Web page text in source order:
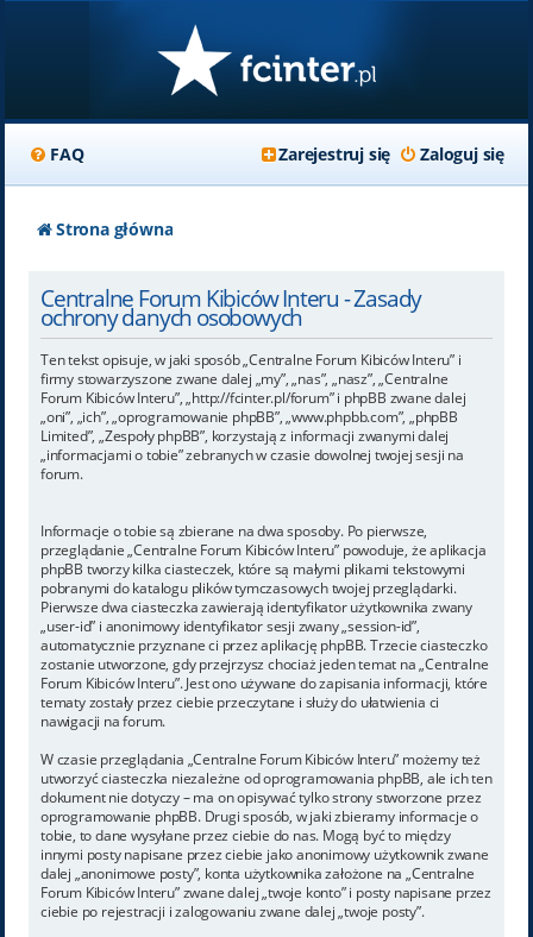
FAQ Zaloguj się
Zarejestruj się
Strona główna
Centralne Forum Kibiców Interu - Zasady
ochrony danych osobowych
Ten tekst opisuje, w jaki sposób „Centralne Forum Kibiców Interu” i
firmy stowarzyszone zwane dalej „my”, „nas”, „nasz”, „Centralne
Forum Kibiców Interu”, „http://fcinter.pl/forum” i phpBB zwane dalej
„oni”, „ich”, „oprogramowanie phpBB”, „www.phpbb.com”, „phpBB
Limited”, „Zespoły phpBB”, korzystają z informacji zwanymi dalej
„informacjami o tobie” zebranych w czasie dowolnej twojej sesji na
forum.
Informacje o tobie są zbierane na dwa sposoby. Po pierwsze,
przeglądanie „Centralne Forum Kibiców Interu” powoduje, że aplikacja
phpBB tworzy kilka ciasteczek, które są małymi plikami tekstowymi
pobranymi do katalogu plików tymczasowych twojej przeglądarki.
Pierwsze dwa ciasteczka zawierają identyfikator użytkownika zwany
„user-id” i anonimowy identyfikator sesji zwany „session-id”,
automatycznie przyznane ci przez aplikację phpBB. Trzecie ciasteczko
zostanie utworzone, gdy przejrzysz chociaż jeden temat na „Centralne
Forum Kibiców Interu”. Jest ono używane do zapisania informacji, które
tematy zostały przez ciebie przeczytane i służy do ułatwienia ci
nawigacji na forum.
W czasie przeglądania „Centralne Forum Kibiców Interu” możemy też
utworzyć ciasteczka niezależne od oprogramowania phpBB, ale ich ten
dokument nie dotyczy – ma on opisywać tylko strony stworzone przez
oprogramowanie phpBB. Drugi sposób, w jaki zbieramy informacje o
tobie, to dane wysyłane przez ciebie do nas. Mogą być to między
innymi posty napisane przez ciebie jako anonimowy użytkownik zwane
dalej „anonimowe posty”, konta użytkownika założone na „Centralne
Forum Kibiców Interu” zwane dalej „twoje konto” i posty napisane przez
ciebie po rejestracji i zalogowaniu zwane dalej „twoje posty”.